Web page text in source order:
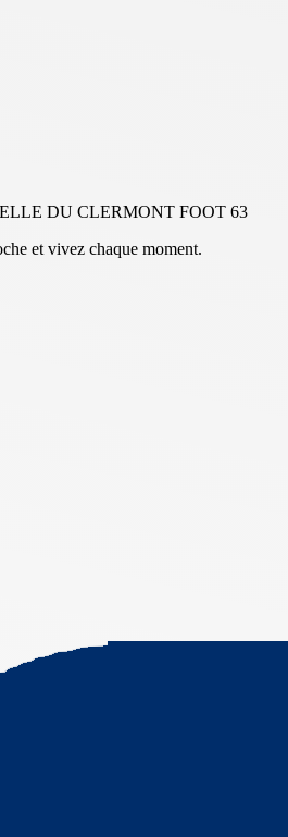
DU CLERMONT FOOT 63
et vivez chaque moment.